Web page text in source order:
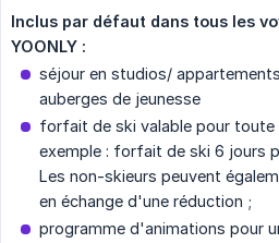
Inclus par défaut dans tous les
YOONLY :
séjour en studios/
auberges de jeunesse
forfait de ski valable pour toute
exemple : forfait de ski 6 jours
Les non-skieurs peuvent
en échange d'une réduction ;
programme d'animations pour